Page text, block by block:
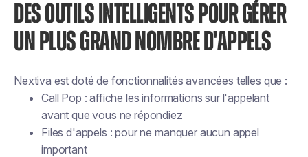
DES OUTILS INTELLIGENTS POUR GÉRER
UN PLUS GRAND NOMBRE D'APPELS
Nextiva est doté de fonctionnalités avancées telles que :
Call Pop : affiche les informations sur l'appelant
avant que vous ne répondiez
Files d'appels : pour ne manquer aucun appel
important